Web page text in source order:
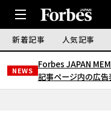
新着記事 人気記事
NEWS
Forbes JAPAN
記事ページ内の広